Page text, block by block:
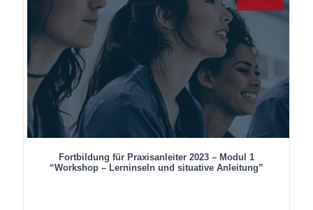
Fortbildung für Praxisanleiter 2023 – Modul 1
“Workshop – Lerninseln und situative Anleitung”